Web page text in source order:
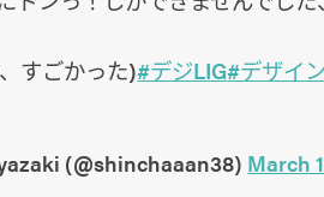
すごかった)#デジLIG#デザイ
(@shinchaaan38) March